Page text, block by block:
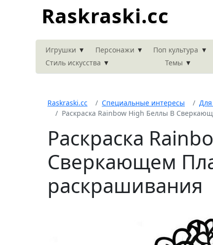
Raskraski.cc
Игрушки ▾ Персонажи ▾ Поп культура ▾
Стиль искусства ▾ Темы ▾
Raskraski.cc Специальные интересы
Раскраска Rainbow High Беллы В
Раскраска
Сверкающем
раскрашивания